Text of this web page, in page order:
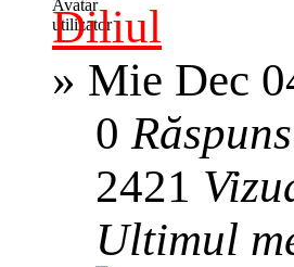
Diliul
» Mie Dec
0
2421
Ultimul